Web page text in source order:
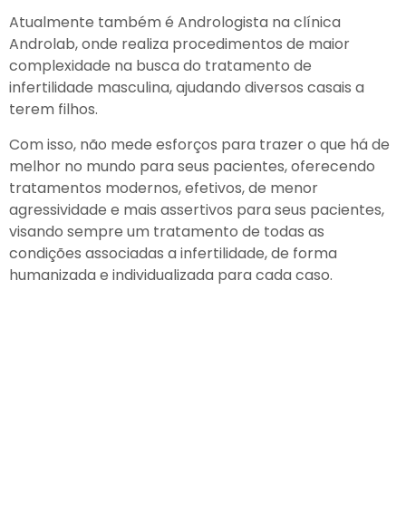
Atualmente também é Andrologista na clínica
Androlab, onde realiza procedimentos de maior
complexidade na busca do tratamento de
infertilidade masculina, ajudando diversos casais a
terem filhos.
Com isso, não mede esforços para trazer o que há de
melhor no mundo para seus pacientes, oferecendo
tratamentos modernos, efetivos, de menor
agressividade e mais assertivos para seus pacientes,
visando sempre um tratamento de todas as
condições associadas a infertilidade, de forma
humanizada e individualizada para cada caso.